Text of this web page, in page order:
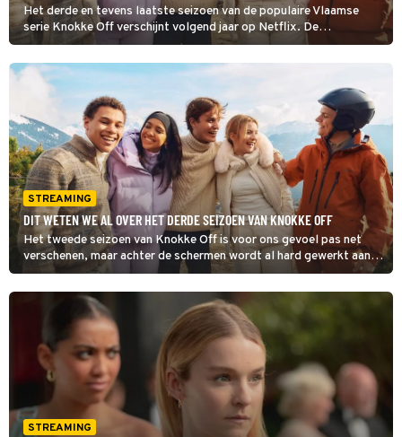
Het derde en tevens laatste seizoen van de populaire Vlaamse
serie Knokke Off verschijnt volgend jaar op Netflix. De
streamingdienst heeft vandaag de officiële releasedatum onthuld!
STREAMING
DIT WETEN WE AL OVER HET DERDE SEIZOEN VAN KNOKKE OFF
Het tweede seizoen van Knokke Off is voor ons gevoel pas net
verschenen, maar achter de schermen wordt al hard gewerkt aan
het derde seizoen. En dit keer speelt het verhaal zich niet alleen in
Knokke af...
STREAMING